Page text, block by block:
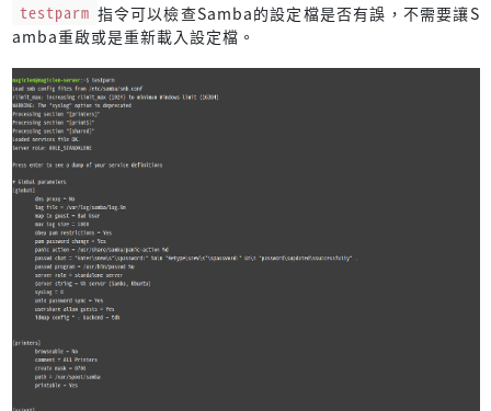
testparm 指令可以檢查Samba的設定檔是否有誤，不需要讓S
amba重啟或是重新載入設定檔。